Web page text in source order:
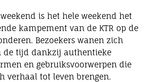
is het hele weekend het
kampement van de KTR op de
Bezoekers wanen zich
de tijd dankzij authentieke
en gebruiksvoorwerpen die
verhaal tot leven brengen.